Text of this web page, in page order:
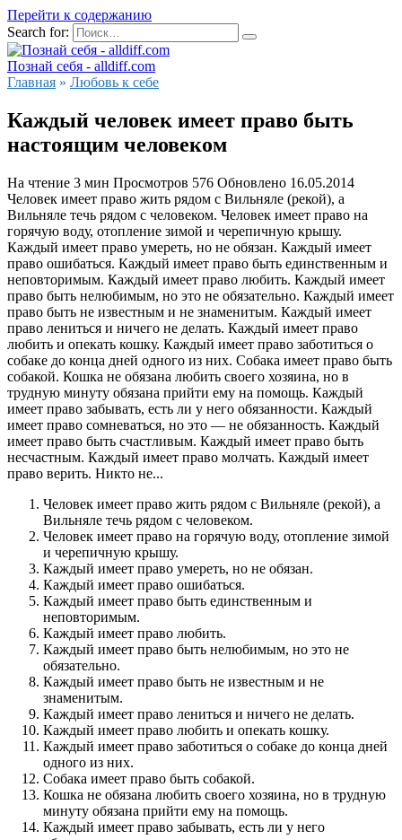
Перейти к содержанию
Search for:
Познай себя - alldiff.com
Главная » Любовь к себе
Каждый человек имеет право быть
настоящим человеком
На чтение 3 мин Просмотров 576 Обновлено 16.05.2014
Человек имеет право жить рядом с Вильняле (рекой), а
Вильняле течь рядом с человеком. Человек имеет право на
горячую воду, отопление зимой и черепичную крышу.
Каждый имеет право умереть, но не обязан. Каждый имеет
право ошибаться. Каждый имеет право быть единственным и
неповторимым. Каждый имеет право любить. Каждый имеет
право быть нелюбимым, но это не обязательно. Каждый имеет
право быть не известным и не знаменитым. Каждый имеет
право лениться и ничего не делать. Каждый имеет право
любить и опекать кошку. Каждый имеет право заботиться о
собаке до конца дней одного из них. Собака имеет право быть
собакой. Кошка не обязана любить своего хозяина, но в
трудную минуту обязана прийти ему на помощь. Каждый
имеет право забывать, есть ли у него обязанности. Каждый
имеет право сомневаться, но это — не обязанность. Каждый
имеет право быть счастливым. Каждый имеет право быть
несчастным. Каждый имеет право молчать. Каждый имеет
право верить. Никто не...
Человек имеет право жить рядом с Вильняле (рекой), а
Вильняле течь рядом с человеком.
Человек имеет право на горячую воду, отопление зимой
и черепичную крышу.
Каждый имеет право умереть, но не обязан.
Каждый имеет право ошибаться.
Каждый имеет право быть единственным и
неповторимым.
Каждый имеет право любить.
Каждый имеет право быть нелюбимым, но это не
обязательно.
Каждый имеет право быть не известным и не
знаменитым.
Каждый имеет право лениться и ничего не делать.
Каждый имеет право любить и опекать кошку.
Каждый имеет право заботиться о собаке до конца дней
одного из них.
Собака имеет право быть собакой.
Кошка не обязана любить своего хозяина, но в трудную
минуту обязана прийти ему на помощь.
Каждый имеет право забывать, есть ли у него